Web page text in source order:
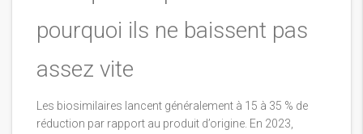
pourquoi ils ne baissent pas
assez vite
Les biosimilaires lancent généralement à 15 à 35 % de
réduction par rapport au produit d’origine. En 2023,